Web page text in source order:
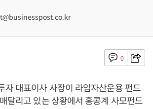
0
자 대표이사 사장이 라임자산운용 펀드
달리고 있는 상황에서 홍콩계 사모펀드